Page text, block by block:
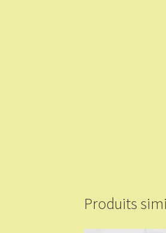
Produits